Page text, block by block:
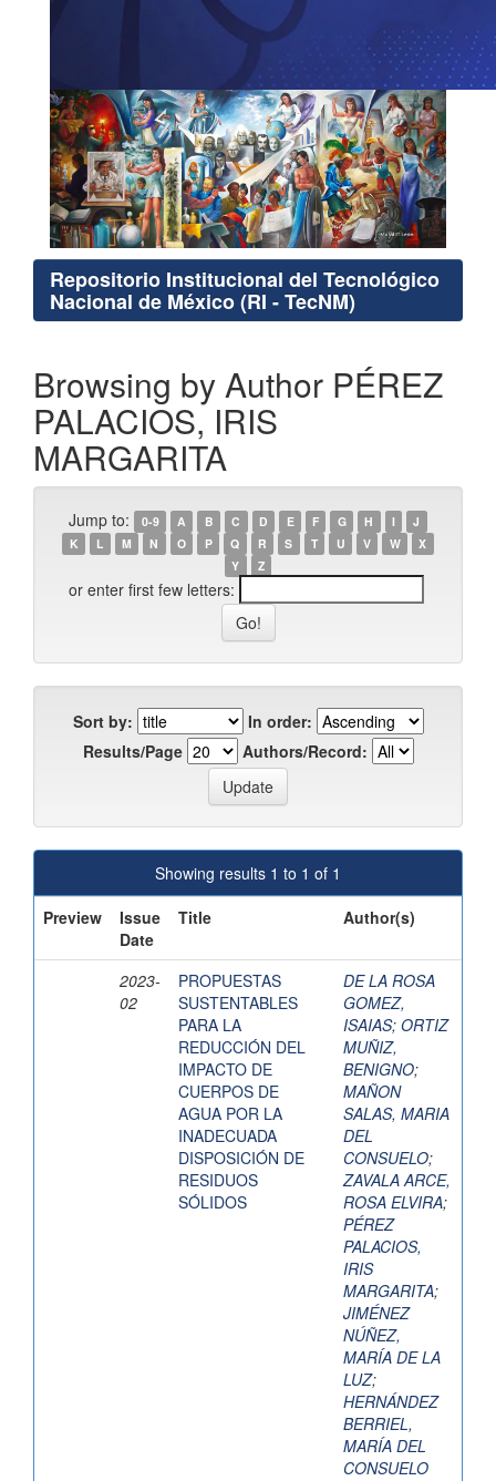
Repositorio Institucional del Tecnológico
Nacional de México (RI - TecNM)
Browsing by Author PÉREZ
PALACIOS, IRIS
MARGARITA
Jump to: 0-9 A B C D E F G H I
J
K
L M N O P Q R S T U V W
X
Y
Z
or enter first few letters:
Sort by:
In order:
Results/Page
Authors/Record:
Showing results 1 to 1 of 1
Preview
Issue
Date
Title Author(s)
2023-
02
PROPUESTAS
SUSTENTABLES
PARA LA
REDUCCIÓN DEL
IMPACTO DE
CUERPOS DE
AGUA POR LA
INADECUADA
DISPOSICIÓN DE
RESIDUOS
SÓLIDOS
DE LA ROSA
GOMEZ,
ISAIAS; ORTIZ
MUÑIZ,
BENIGNO;
MAÑON
SALAS, MARIA
DEL
CONSUELO;
ZAVALA ARCE,
ROSA ELVIRA;
PÉREZ
PALACIOS,
IRIS
MARGARITA;
JIMÉNEZ
NÚÑEZ,
MARÍA DE LA
LUZ;
HERNÁNDEZ
BERRIEL,
MARÍA DEL
CONSUELO